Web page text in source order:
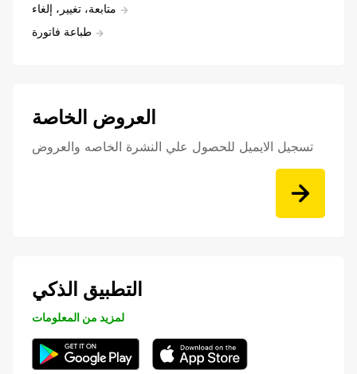
متابعة، تغيير، إلغاء
طباعة فاتورة
العروض الخاصة
تسجيل الايميل للحصول علي النشرة الخاصه والعروض
التطبيق الذكي
لمزيد من المعلومات